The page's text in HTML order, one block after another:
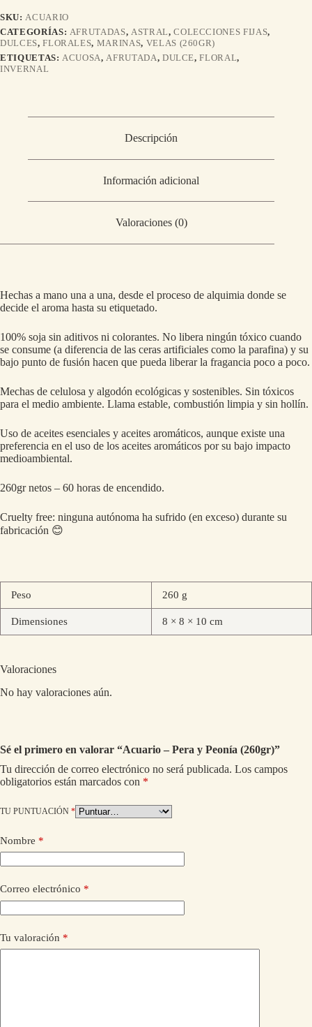
SKU:ACUARIO
CATEGORÍAS: AFRUTADAS, ASTRAL,COLECCIONES FIJAS,
DULCES,FLORALES, MARINAS, VELAS (260GR)
ETIQUETAS:ACUOSA,AFRUTADA, DULCE,FLORAL,
INVERNAL
Descripción
Información adicional
Valoraciones (0)
Hechas a mano una a una, desde el proceso de alquimia donde se
decide el aroma hasta su etiquetado.
100% soja sin aditivos ni colorantes. No libera ningún tóxico cuando
se consume (a diferencia de las ceras artificiales como la parafina) y su
bajo punto de fusión hacen que pueda liberar la fragancia poco a poco.
Mechas de celulosa y algodón ecológicas y sostenibles. Sin tóxicos
para el medio ambiente. Llama estable, combustión limpia y sin hollín.
Uso de aceites esenciales y aceites aromáticos, aunque existe una
preferencia en el uso de los aceites aromáticos por su bajo impacto
medioambiental.
260gr netos – 60 horas de encendido.
Cruelty free: ninguna autónoma ha sufrido (en exceso) durante su
fabricación 😊
Peso 260 g
Dimensiones 8 × 8 × 10 cm
Valoraciones
No hay valoraciones aún.
Sé el primero en valorar “Acuario – Pera y Peonía (260gr)”
Tu dirección de correo electrónico no será publicada. Los campos
obligatorios están marcados con *
TU PUNTUACIÓN *
Nombre *
Correo electrónico *
Tu valoración *